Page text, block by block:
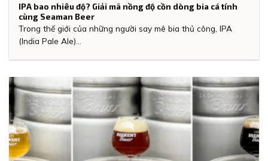
IPA bao nhiêu độ? Giải mã nồng độ cồn dòng bia cá tính
cùng Seaman Beer
Trong thế giới của những người say mê bia thủ công, IPA
(India Pale Ale)...